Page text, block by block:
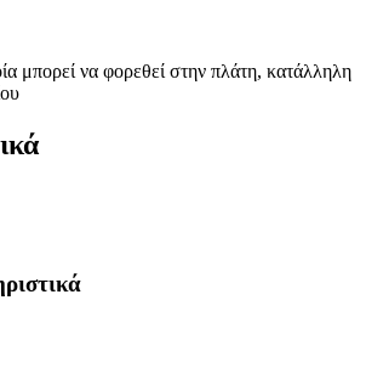
μπορεί να φορεθεί στην πλάτη, κατάλληλη